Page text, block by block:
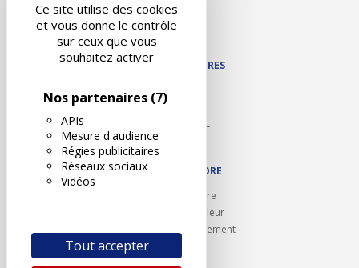
Ce site utilise des cookies
et vous donne le contrôle
sur ceux que vous
souhaitez activer
Nos partenaires (7)
APIs
Mesure d'audience
Régies publicitaires
Réseaux sociaux
Vidéos
Tout accepter
Contact
NOS PARTENAIRES
Autodidact
Karoil
Autovision PL
Motovision
NOUS REJOINDRE
Ouvrir un centre
Devenez contrôleur
Carrières et recrutement